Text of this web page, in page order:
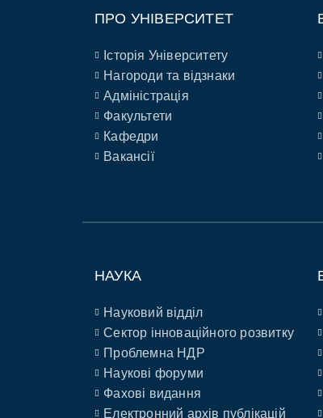
ПРО УНІВЕРСИТЕТ
Історія Університету
Нагороди та відзнаки
Адміністрація
Факультети
Кафедри
Вакансії
НАУКА
Науковий відділ
Сектор інноваційного розвитку
Проблемна НДР
Наукові форуми
Фахові видання
Електронний архів публікацій